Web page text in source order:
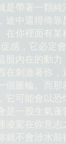
是帶著一顆純
途中還得倚靠
在你裡面有某
感，它必定
股內在的動
在刺激著你，
個脈輪。而那
它可能會以恐
是一股生氣蓬
凌駕在你意志
就不會涉水前